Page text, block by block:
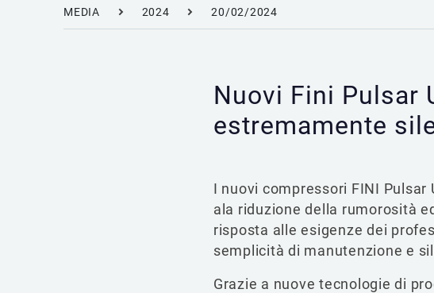
MEDIA 2024 20/02/2024
Nuovi Fini Pulsar
estremamente
I nuovi compressori FINI
ala riduzione della rumorosità
risposta alle esigenze dei
semplicità di manutenzione e
Grazie a nuove tecnologie di